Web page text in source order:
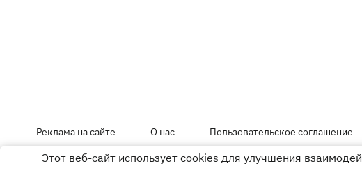
Реклама на сайте О нас Пользовательское соглашение
Материалы под рубриками «Новости компании», «PR» и «Факт» размещены на
Этот веб-сайт использует cookies для улучшения